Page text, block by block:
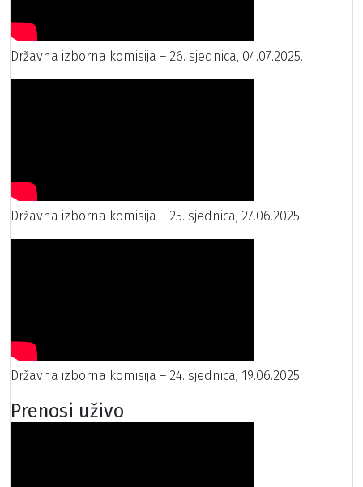
Državna izborna komisija – 26. sjednica, 04.07.2025.
Državna izborna komisija – 25. sjednica, 27.06.2025.
Državna izborna komisija – 24. sjednica, 19.06.2025.
Prenosi uživo